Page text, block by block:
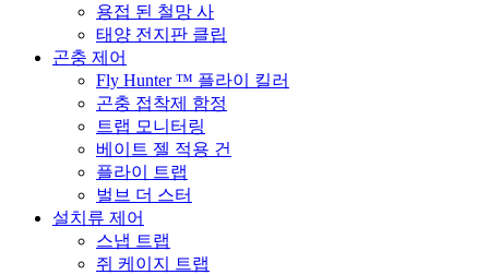
용접 된 철망 사
태양 전지판 클립
곤충 제어
Fly Hunter ™ 플라이 킬러
곤충 접착제 함정
트랩 모니터링
베이트 젤 적용 건
플라이 트랩
벌브 더 스터
설치류 제어
스냅 트랩
쥐 케이지 트랩